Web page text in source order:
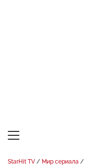
StarHit TV Мир сериала